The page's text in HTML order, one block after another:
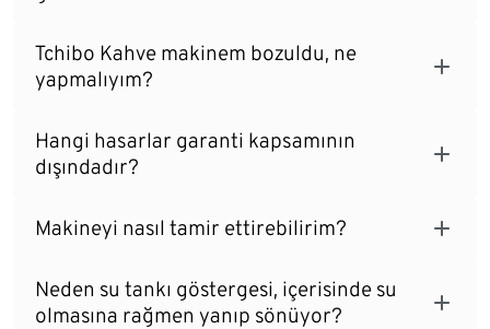
Tchibo Kahve makinem bozuldu, ne
yapmalıyım?
Hangi hasarlar garanti kapsamının
dışındadır?
Makineyi nasıl tamir ettirebilirim?
Neden su tankı göstergesi, içerisinde su
olmasına rağmen yanıp sönüyor?